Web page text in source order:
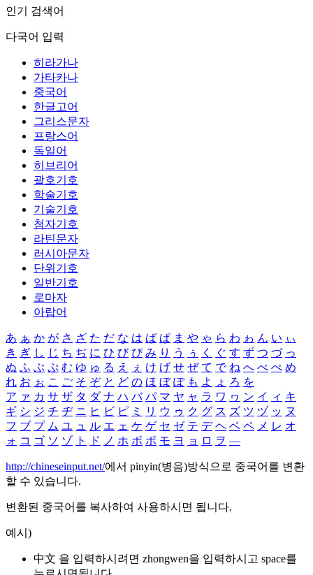
인기 검색어
다국어 입력
히라가나
가타카나
중국어
한글고어
그리스문자
프랑스어
독일어
히브리어
괄호기호
학술기호
기술기호
첨자기호
라틴문자
러시아문자
단위기호
일반기호
로마자
아랍어
あ ぁ か が さ ざ た だ な は ば ぱ ま や ゃ ら わ ゎ ん い ぃ
き ぎ し じ ち ぢ に ひ び ぴ み り う ぅ く ぐ す ず つ づ っ
ぬ ふ ぶ ぷ む ゆ ゅ る え ぇ け げ せ ぜ て で ね へ べ ぺ め
れ お ぉ こ ご そ ぞ と ど の ほ ぼ ぽ も よ ょ ろ を
ア ァ カ サ ザ タ ダ ナ ハ バ パ マ ヤ ャ ラ ワ ヮ ン イ ィ キ
ギ シ ジ チ ヂ ニ ヒ ビ ピ ミ リ ウ ゥ ク グ ス ズ ツ ヅ ッ ヌ
フ ブ プ ム ユ ュ ル エ ェ ケ ゲ セ ゼ テ デ ヘ ベ ペ メ レ オ
ォ コ ゴ ソ ゾ ト ド ノ ホ ボ ポ モ ヨ ョ ロ ヲ ―
http://chineseinput.net/에서 pinyin(병음)방식으로 중국어를 변환
할 수 있습니다.
변환된 중국어를 복사하여 사용하시면 됩니다.
예시)
中文 을 입력하시려면 zhongwen을 입력하시고 space를